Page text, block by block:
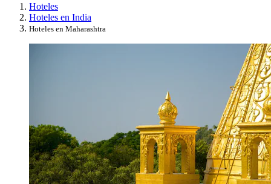
Hoteles
Hoteles en India
Hoteles en Maharashtra